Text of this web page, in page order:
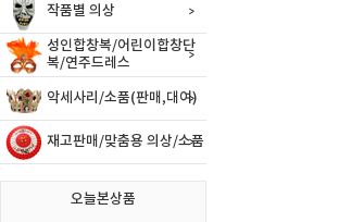
작품별 의상
성인합창복/어린이합창단
복/연주드레스
악세사리/소품(판매,대여)
재고판매/맞춤용 의상/소품
오늘본상품